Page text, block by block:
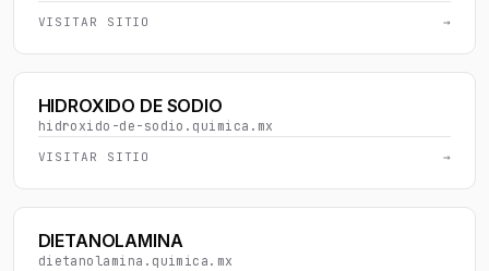
VISITAR SITIO →
HIDROXIDO DE SODIO
hidroxido-de-sodio.quimica.mx
VISITAR SITIO →
DIETANOLAMINA
dietanolamina.quimica.mx